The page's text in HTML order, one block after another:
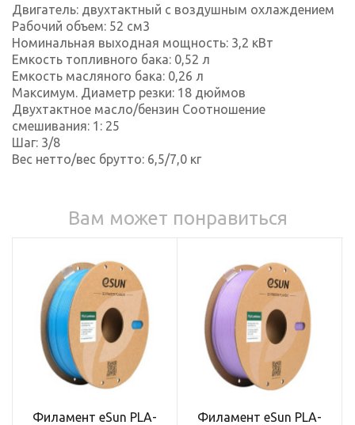
Двигатель: двухтактный с воздушным охлаждением
Рабочий объем: 52 см3
Номинальная выходная мощность: 3,2 кВт
Емкость топливного бака: 0,52 л
Емкость масляного бака: 0,26 л
Максимум. Диаметр резки: 18 дюймов
Двухтактное масло/бензин Соотношение
смешивания: 1: 25
Шаг: 3/8
Вес нетто/вес брутто: 6,5/7,0 кг
Вам может понравиться
Филамент eSun PLA-
Филамент eSun PLA-